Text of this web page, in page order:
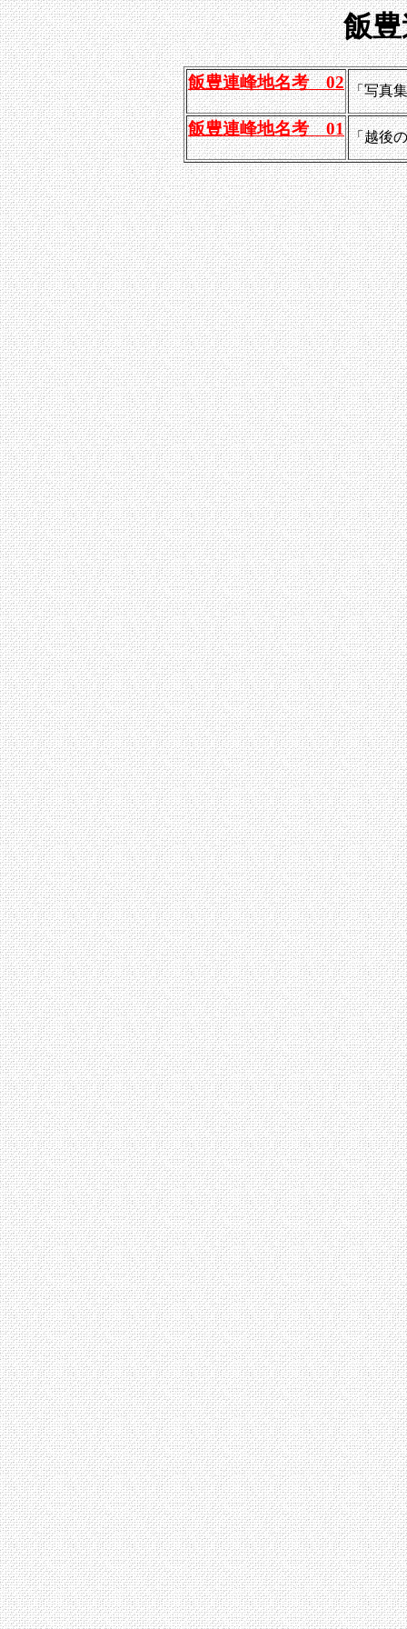
飯
飯豊連峰地名考 02 「写真
飯豊連峰地名考 01 「越後